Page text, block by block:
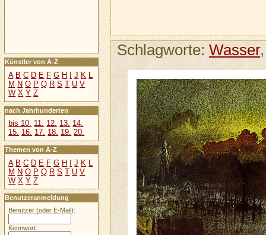
Schlagworte:Wasser
Künstler von A-Z
A B C D E F G H J K L
M N O P Q R S T U V
W X Y Z
nach Jahrhunderten
bis 10. 11. 12. 13. 14.
15. 16. 17. 18. 19. 20.
Themen von A-Z
A B C D E F G H I J K L
M N O P Q R S T U V
W X Y Z
Benutzeranmeldung
Benutzer (oder E-Mail):
Kennwort: